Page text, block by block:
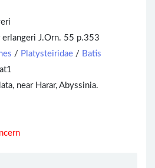
J.Orn. 55 p.353
/ Platysteiridae / Batis
near Harar, Abyssinia.